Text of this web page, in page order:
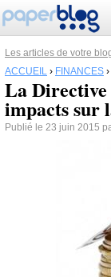
Les articles de votre
ACCUEIL › FINANCES ›
La
impacts sur
Publié le 23 juin 2015